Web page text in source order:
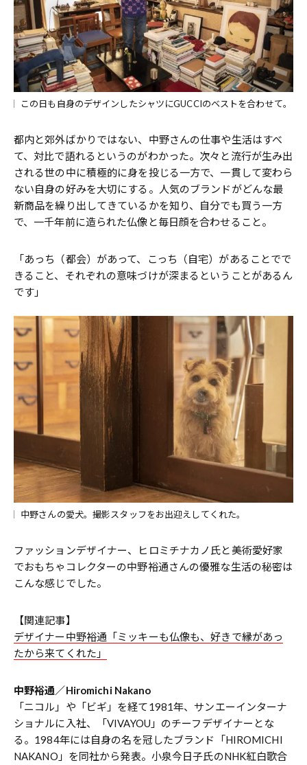
この日も自身のデザインしたシャツにGUCCIのベストを合わせて。
都内と郊外ばかりではない、中野さんの仕事や生活はすべ
て、対比で語れるというのがわかった。次々と流行が生み出
される世の中に積極的に身を投じる一方で、一貫して変わら
ない自身の好みを大切にする。人気のブランドがどんな最
新商品を繰り出してきているかを知り、自分でも買う一方
で、一千年前に造られた仏像と毎日顔を合わせること。
「あっち（都会）があって、こっち（自宅）があることでで
きること、それぞれの意味づけが深まるということがあるん
です」
中野さんの愛犬。撮影スタッフをお出迎えしてくれた。
ファッションデザイナー、ヒロミチナカノ氏と美術愛好家
でおもちゃコレクターの中野裕通さんの優雅な生活の秘密は
こんな感じでした。
【関連記事】
デザイナー中野裕通「ミッキーも仏像も、好きで縁があっ
たから来てくれた」
中野裕通／Hiromichi Nakano
「ニコル」や「ビギ」を経て1981年、サンエーインターナ
ショナルに入社、「VIVAYOU」のチーフデザイナーとな
る。1984年には自身の名を冠したブランド「HIROMICHI
NAKANO」を同社から発表。小泉今日子氏のNHK紅白歌合